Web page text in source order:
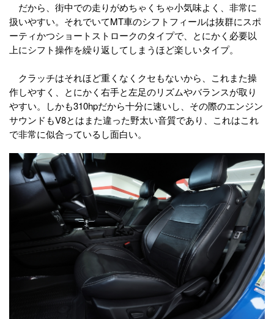
だから、街中での走りがめちゃくちゃ小気味よく、非常に
扱いやすい。それでいてMT車のシフトフィールは抜群にスポ
ーティかつショートストロークのタイプで、とにかく必要以
上にシフト操作を繰り返してしまうほど楽しいタイプ。
クラッチはそれほど重くなくクセもないから、これまた操
作しやすく、とにかく右手と左足のリズムやバランスが取り
やすい。しかも310hpだから十分に速いし、その際のエンジン
サウンドもV8とはまた違った野太い音質であり、これはこれ
で非常に似合っているし面白い。